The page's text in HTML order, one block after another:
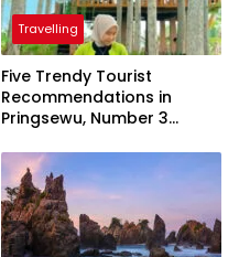
Travelling
Five Trendy Tourist
Recommendations in
Pringsewu, Number 3
President